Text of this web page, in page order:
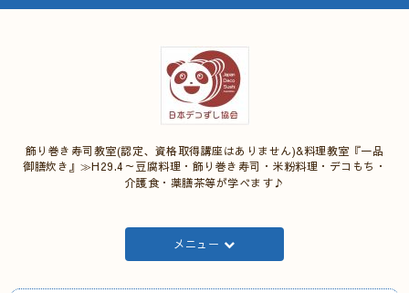
飾り巻き寿司教室(認定、資格取得講座はありません)&料理教室『一品
御膳炊き』≫H29.4～豆腐料理・飾り巻き寿司・米粉料理・デコもち・
介護食・薬膳茶等が学べます♪
メニュー